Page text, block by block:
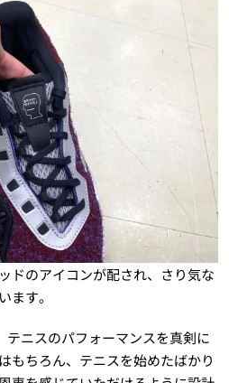
ドのアイコンが配され、さり気な
ます。
テニスのパフォーマンスを真剣に
もちろん、テニスを始めたばかり